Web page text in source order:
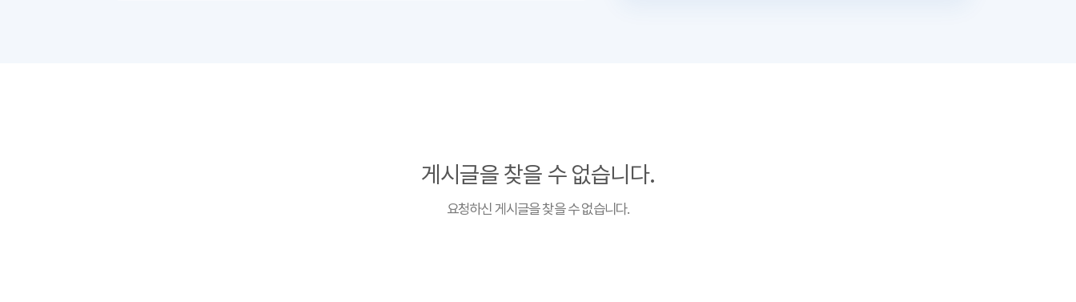
게시글을 찾을 수 없습니다.
요청하신 게시글을 찾을 수 없습니다.